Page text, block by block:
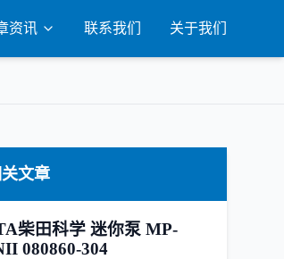
资讯 联系我们 关于我们
文章
柴田科学 迷你泵 MP-
080860-304